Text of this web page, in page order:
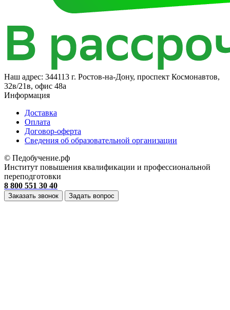
Наш адрес: 344113 г. Ростов-на-Дону, проспект Космонавтов,
32в/21в, офис 48а
Информация
Доставка
Оплата
Договор-оферта
Cведения об образовательной организации
© Педобучение.рф
Институт повышения квалификации и профессиональной
переподготовки
8 800 551 30 40
Заказать звонок Задать вопрос